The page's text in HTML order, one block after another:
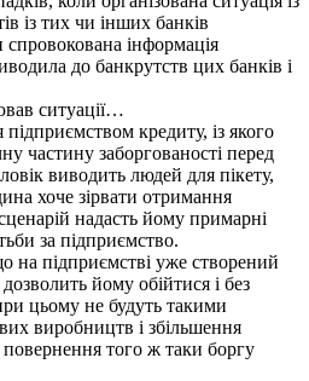
із тих чи інших банків
інформація
до банкрутств цих банків і
ситуації…
кредиту, із якого
частину заборгованості перед
виводить людей для пікету,
хоче зірвати отримання
надасть йому примарні
за підприємство.
на підприємстві уже створений
йому обійтися і без
цьому не будуть такими
виробництв і збільшення
того ж таки боргу